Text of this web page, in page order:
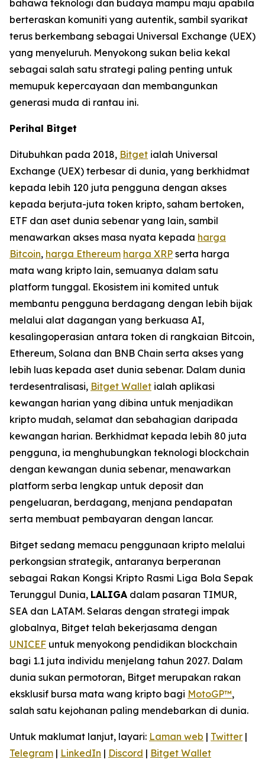
bahawa teknologi dan budaya mampu maju apabila
berteraskan komuniti yang autentik, sambil syarikat
terus berkembang sebagai Universal Exchange (UEX)
yang menyeluruh. Menyokong sukan belia kekal
sebagai salah satu strategi paling penting untuk
memupuk kepercayaan dan membangunkan
generasi muda di rantau ini.
Perihal Bitget
Ditubuhkan pada 2018, Bitget ialah Universal
Exchange (UEX) terbesar di dunia, yang berkhidmat
kepada lebih 120 juta pengguna dengan akses
kepada berjuta-juta token kripto, saham bertoken,
ETF dan aset dunia sebenar yang lain, sambil
menawarkan akses masa nyata kepada harga
Bitcoin, harga Ethereum harga XRP serta harga
mata wang kripto lain, semuanya dalam satu
platform tunggal. Ekosistem ini komited untuk
membantu pengguna berdagang dengan lebih bijak
melalui alat dagangan yang berkuasa AI,
kesalingoperasian antara token di rangkaian Bitcoin,
Ethereum, Solana dan BNB Chain serta akses yang
lebih luas kepada aset dunia sebenar. Dalam dunia
terdesentralisasi, Bitget Wallet ialah aplikasi
kewangan harian yang dibina untuk menjadikan
kripto mudah, selamat dan sebahagian daripada
kewangan harian. Berkhidmat kepada lebih 80 juta
pengguna, ia menghubungkan teknologi blockchain
dengan kewangan dunia sebenar, menawarkan
platform serba lengkap untuk deposit dan
pengeluaran, berdagang, menjana pendapatan
serta membuat pembayaran dengan lancar.
Bitget sedang memacu penggunaan kripto melalui
perkongsian strategik, antaranya berperanan
sebagai Rakan Kongsi Kripto Rasmi Liga Bola Sepak
Terunggul Dunia, LALIGA dalam pasaran TIMUR,
SEA dan LATAM. Selaras dengan strategi impak
globalnya, Bitget telah bekerjasama dengan
UNICEF untuk menyokong pendidikan blockchain
bagi 1.1 juta individu menjelang tahun 2027. Dalam
dunia sukan permotoran, Bitget merupakan rakan
eksklusif bursa mata wang kripto bagi MotoGP™,
salah satu kejohanan paling mendebarkan di dunia.
Untuk maklumat lanjut, layari: Laman web | Twitter |
Telegram | LinkedIn | Discord | Bitget Wallet